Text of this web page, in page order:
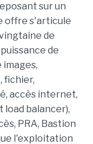
sur un
offre s'articule
de
de
images,
fichier,
accès internet,
load balancer),
PRA, Bastion
l'exploitation